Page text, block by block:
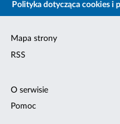
Polityka dotycząca cookies i
Mapa strony
RSS
O serwisie
Pomoc